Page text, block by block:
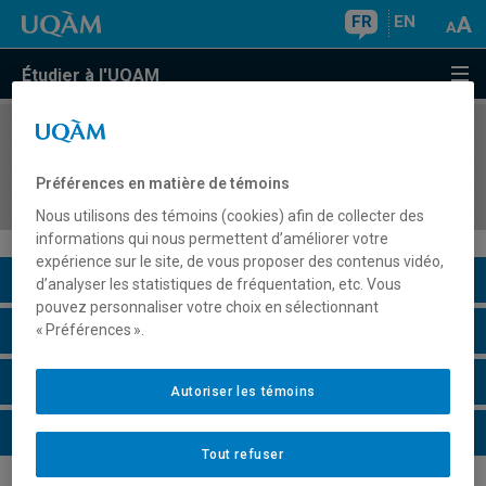
FR EN
Étudier à l'UQAM
COURS//
cycle du primaire
Description du cours
Horaire - Été 2026
Horaire - Automne 2026
Horaire - Hiver 2027
Préférences en matière de témoins
Nous utilisons des témoins (cookies) afin de collecter des
informations qui nous permettent d’améliorer votre
expérience sur le site, de vous proposer des contenus vidéo,
d’analyser les statistiques de fréquentation, etc. Vous
pouvez personnaliser votre choix en sélectionnant
« Préférences ».
Tout refuser
Autoriser les témoins